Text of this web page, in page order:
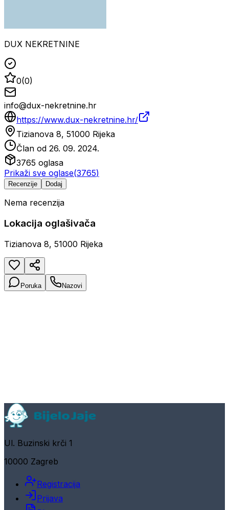
DUX NEKRETNINE
0(0)
info@dux-nekretnine.hr
https://www.dux-nekretnine.hr/
Tizianova 8, 51000 Rijeka
Član od 26. 09. 2024.
3765 oglasa
Prikaži sve oglase(3765)
Recenzije Dodaj
Nema recenzija
Lokacija oglašivača
Tizianova 8, 51000 Rijeka
Poruka Nazovi
Ul. Buzinski krči 1
10000 Zagreb
Registracija
Prijava